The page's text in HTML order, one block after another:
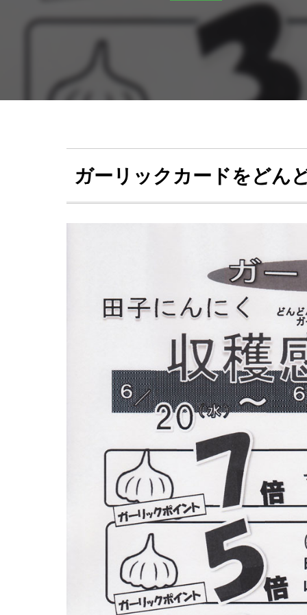
ガーリックカードをどん